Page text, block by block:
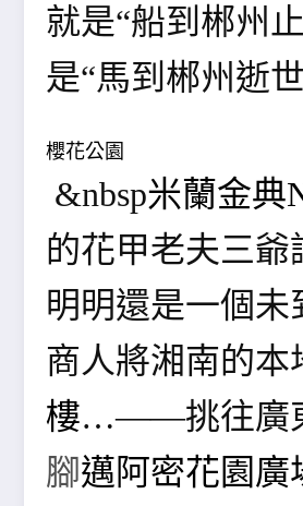
就是“船到郴州
是“馬到郴州逝
櫻花公園
&nbsp米蘭金典
的花甲老夫三爺
明明還是一個
商人將湘南的本
樓…——挑往廣
腳邁阿密花園廣